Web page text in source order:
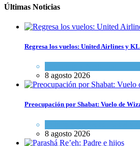
Últimas Noticias
Regresa los vuelos: United Airlines y
8 agosto 2026
Preocupación por Shabat: Vuelo de
8 agosto 2026